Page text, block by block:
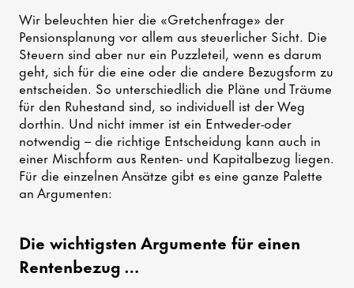
Wir beleuchten hier die «Gretchenfrage» der
Pensionsplanung vor allem aus steuerlicher Sicht. Die
Steuern sind aber nur ein Puzzleteil, wenn es darum
geht, sich für die eine oder die andere Bezugsform zu
entscheiden. So unterschiedlich die Pläne und Träume
für den Ruhestand sind, so individuell ist der Weg
dorthin. Und nicht immer ist ein Entweder-oder
notwendig – die richtige Entscheidung kann auch in
einer Mischform aus Renten- und Kapitalbezug liegen.
Für die einzelnen Ansätze gibt es eine ganze Palette
an Argumenten:
Die wichtigsten Argumente für einen
Rentenbezug …